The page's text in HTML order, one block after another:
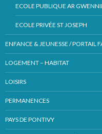
ECOLE PUBLIQUE AR
ECOLE PRIVÉE ST JOSEPH
ENFANCE & JEUNESSE / PORTAIL
LOGEMENT – HABITAT
LOISIRS
PERMANENCES
PAYS DE PONTIVY